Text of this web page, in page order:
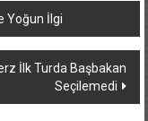
Yoğun İlgi
İlk Turda Başbakan
Seçilemedi